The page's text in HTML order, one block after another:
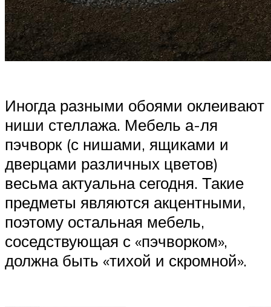
Иногда разными обоями оклеивают
ниши стеллажа. Мебель а-ля
пэчворк (с нишами, ящиками и
дверцами различных цветов)
весьма актуальна сегодня. Такие
предметы являются акцентными,
поэтому остальная мебель,
соседствующая с «пэчворком»,
должна быть «тихой и скромной».